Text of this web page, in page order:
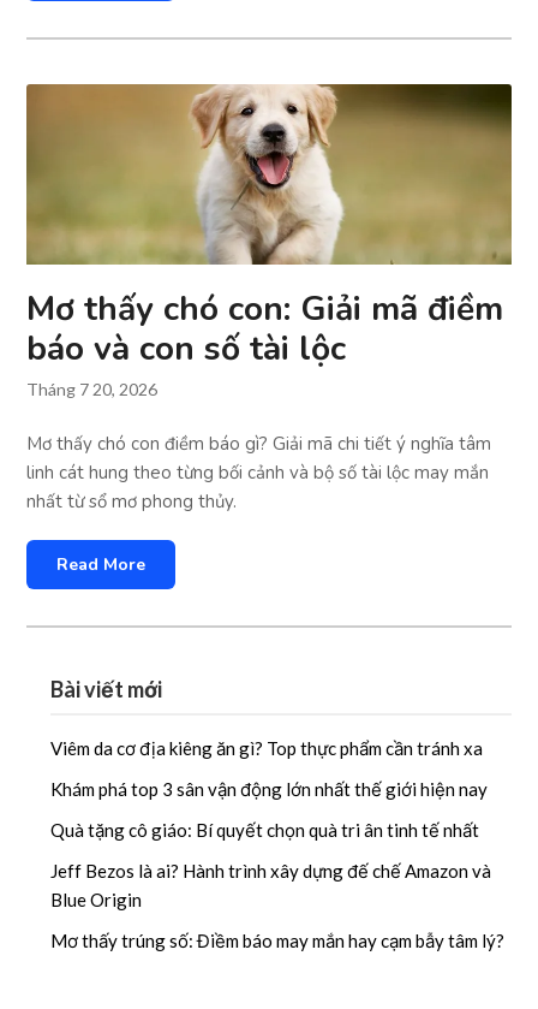
Mơ thấy chó con: Giải mã điềm
báo và con số tài lộc
Tháng 7 20, 2026
Mơ thấy chó con điềm báo gì? Giải mã chi tiết ý nghĩa tâm
linh cát hung theo từng bối cảnh và bộ số tài lộc may mắn
nhất từ sổ mơ phong thủy.
Read More
Bài viết mới
Viêm da cơ địa kiêng ăn gì? Top thực phẩm cần tránh xa
Khám phá top 3 sân vận động lớn nhất thế giới hiện nay
Quà tặng cô giáo: Bí quyết chọn quà tri ân tinh tế nhất
Jeff Bezos là ai? Hành trình xây dựng đế chế Amazon và
Blue Origin
Mơ thấy trúng số: Điềm báo may mắn hay cạm bẫy tâm lý?